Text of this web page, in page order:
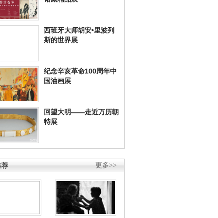
西班牙大师胡安•里波列
斯的世界展
纪念辛亥革命100周年中
国油画展
回望大明——走近万历朝
特展
更多>>
荐